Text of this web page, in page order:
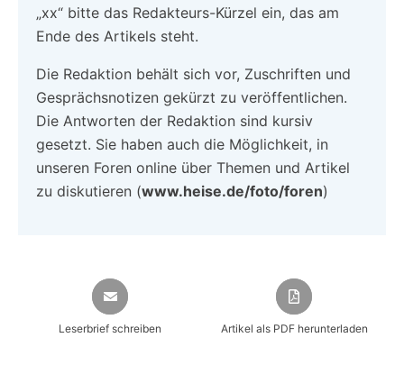
„xx“ bitte das Redakteurs-Kürzel ein, das am
Ende des Artikels steht.
Die Redaktion behält sich vor, Zuschriften und
Gesprächsnotizen gekürzt zu veröffentlichen.
Die Antworten der Redaktion sind kursiv
gesetzt. Sie haben auch die Möglichkeit, in
unseren Foren online über Themen und Artikel
zu diskutieren (www.heise.de/foto/foren)
Leserbrief schreiben Artikel als PDF herunterladen